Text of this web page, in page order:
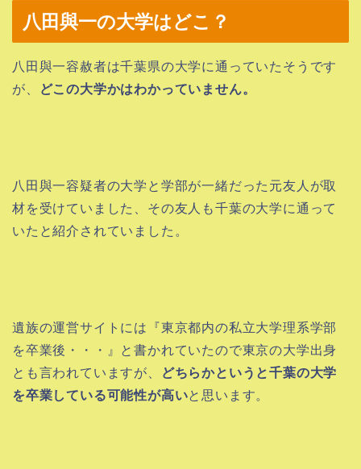
八田與一の大学はどこ？
八田與一容赦者は千葉県の大学に通っていたそうです
が、
どこの大学かはわかっていません。
八田與一容疑者の大学と学部が一緒だった元友人が取
材を受けていました、その友人も千葉の大学に通って
いたと紹介されていました。
遺族の運営サイトには『東京都内の私立大学理系学部
を卒業後・・・』と書かれていたので東京の大学出身
とも言われていますが、
どちらかというと千葉の大学
を卒業している可能性が高いと思います。